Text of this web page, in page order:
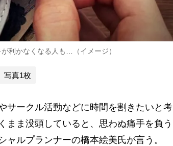
利かなくなる人も…（イメージ）
写真1枚
ークル活動などに時間を割きたいと考
まま没頭していると、思わぬ痛手を負う
ルプランナーの橋本絵美氏が言う。